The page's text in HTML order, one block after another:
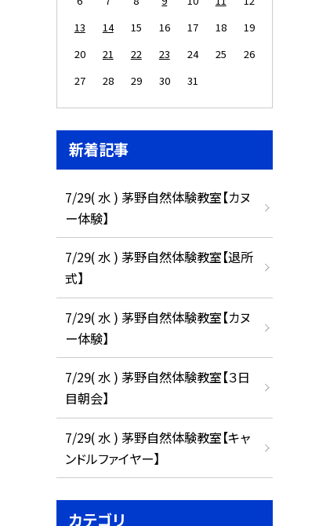
13
14 15 16 17 18
19
20
21 22 23 24 25
26
27
28 29 30 31
新着記事
7/29( 水 ) 茅野自然体験教室【カヌ
ー体験】
7/29( 水 ) 茅野自然体験教室【退所
式】
7/29( 水 ) 茅野自然体験教室【カヌ
ー体験】
7/29( 水 ) 茅野自然体験教室【３日
目朝会】
7/29( 水 ) 茅野自然体験教室【キャ
ンドルファイヤー】
カテゴリ